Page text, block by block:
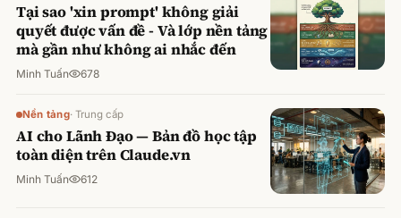
Tại sao 'xin prompt' không giải
quyết được vấn đề - Và lớp nền tảng
mà gần như không ai nhắc đến
Minh Tuấn 678
Nền tảng· Trung cấp
AI cho Lãnh Đạo — Bản đồ học tập
toàn diện trên Claude.vn
Minh Tuấn 612